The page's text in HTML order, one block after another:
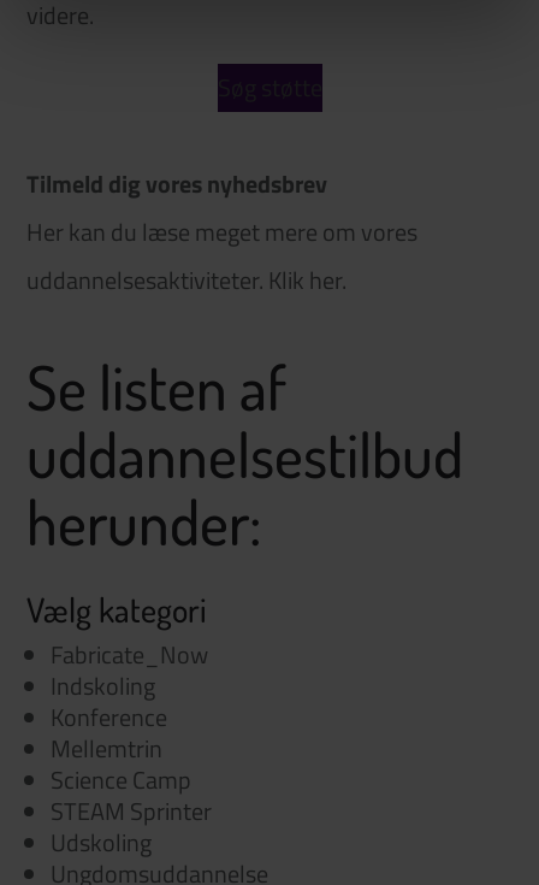
videre.
Tilmeld dig vores nyhedsbrev
Her kan du læse meget mere om vores
uddannelsesaktiviteter. Klik her.
Se listen af
uddannelsestilbud
herunder:
Vælg kategori
Fabricate_Now
Indskoling
Konference
Mellemtrin
Science Camp
STEAM Sprinter
Udskoling
Ungdomsuddannelse